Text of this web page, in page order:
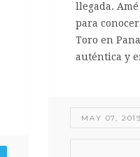
llegada.
para
Toro en
auténtica y
MAY 07, 2019